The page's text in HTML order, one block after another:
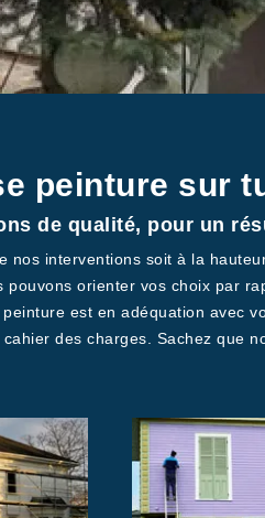
peinture sur
de qualité, pour un
nos interventions soit à la
pouvons orienter vos choix par
est en adéquation avec
des charges. Sachez que